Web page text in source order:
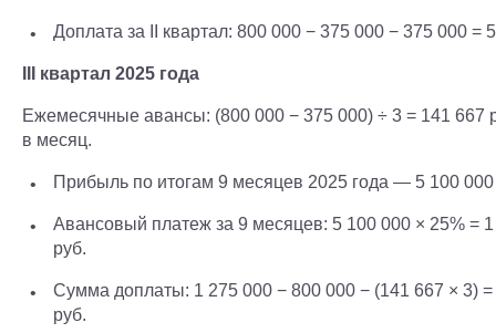
Доплата за II квартал: 800 000 − 375 000 − 375 000 =
III квартал 2025 года
Ежемесячные авансы: (800 000 − 375 000) ÷ 3 = 141 667
в месяц.
Прибыль по итогам 9 месяцев 2025 года — 5 100 000
Авансовый платеж за 9 месяцев: 5 100 000 × 25% =
руб.
Сумма доплаты: 1 275 000 − 800 000 − (141 667 × 3)
руб.